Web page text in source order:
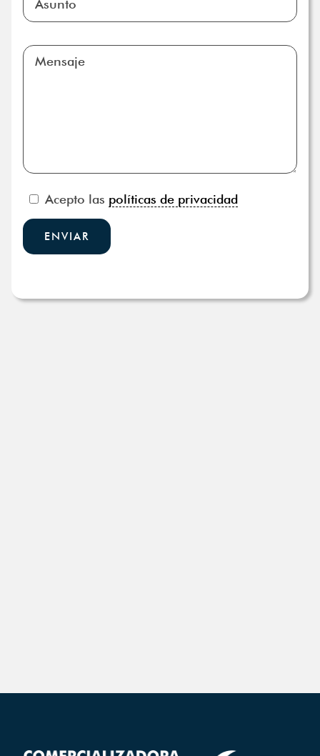
Acepto las políticas de privacidad